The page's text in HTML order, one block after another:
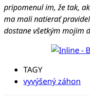
pripomenul im, že tak,
ma mali natierať
dostane všetkým mojim
TAGY
vyvýšený záhon